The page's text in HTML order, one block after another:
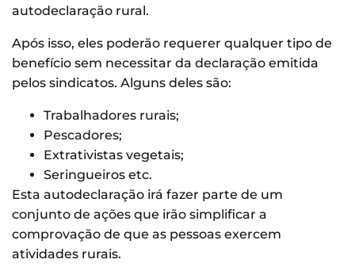
autodeclaração rural.
Após isso, eles poderão requerer qualquer tipo de
benefício sem necessitar da declaração emitida
pelos sindicatos. Alguns deles são:
Trabalhadores rurais;
Pescadores;
Extrativistas vegetais;
Seringueiros etc.
Esta autodeclaração irá fazer parte de um
conjunto de ações que irão simplificar a
comprovação de que as pessoas exercem
atividades rurais.